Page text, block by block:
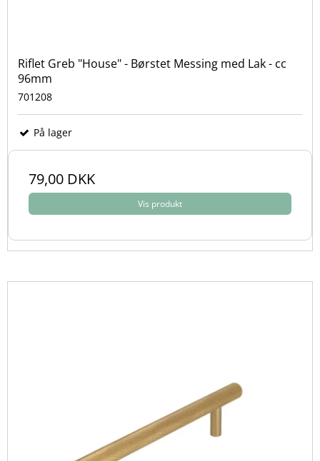
Riflet Greb "House" - Børstet Messing med Lak - cc
96mm
701208
På lager
79,00 DKK
Vis produkt